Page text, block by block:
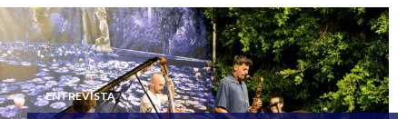
ENTREVISTA